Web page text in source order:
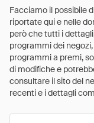
Facciamo il possibile
riportate qui e nelle
però che tutti i
programmi dei
programmi a premi,
di modifiche e
consultare il sito del
recenti e i dettagli